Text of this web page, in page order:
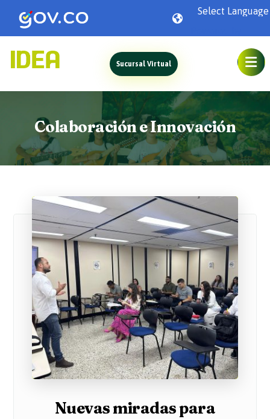
Sucursal Virtual
Colaboración e Innovación
Nuevas miradas para